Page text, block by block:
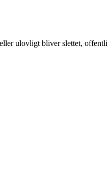
ulovligt bliver slettet,